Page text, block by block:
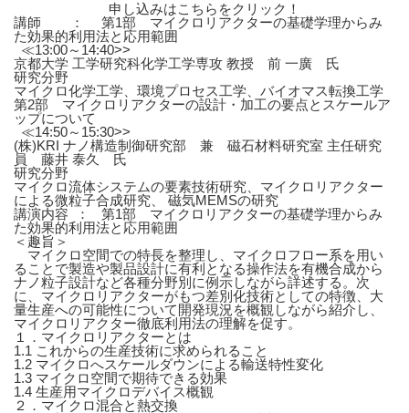
申し込みはこちらをクリック！
講師 ：
第1部 マイクロリアクターの基礎学理からみ
た効果的利用法と応用範囲
≪13:00～14:40>>
京都大学 工学研究科化学工学専攻 教授 前 一廣 氏
研究分野
マイクロ化学工学、環境プロセス工学、バイオマス転換工学
第2部 マイクロリアクターの設計・加工の要点とスケールア
ップについて
≪14:50～15:30>>
(株)KRI ナノ構造制御研究部 兼 磁石材料研究室 主任研究
員 藤井 泰久 氏
研究分野
マイクロ流体システムの要素技術研究、マイクロリアクター
による微粒子合成研究、 磁気MEMSの研究
講演内容 ：
第1部 マイクロリアクターの基礎学理からみ
た効果的利用法と応用範囲
＜趣旨＞
マイクロ空間での特長を整理し、マイクロフロー系を用い
ることで製造や製品設計に有利となる操作法を有機合成から
ナノ粒子設計など各種分野別に例示しながら詳述する。次
に、マイクロリアクターがもつ差別化技術としての特徴、大
量生産への可能性について開発現況を概観しながら紹介し、
マイクロリアクター徹底利用法の理解を促す。
１．マイクロリアクターとは
1.1 これからの生産技術に求められること
1.2 マイクロへスケールダウンによる輸送特性変化
1.3 マイクロ空間で期待できる効果
1.4 生産用マイクロデバイス概観
２．マイクロ混合と熱交換